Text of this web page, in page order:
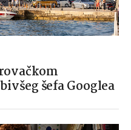
šefa Googlea